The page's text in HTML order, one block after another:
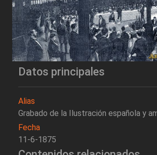
Datos principales
Alias
Grabado de la Ilustración española y
Fecha
11-6-1875